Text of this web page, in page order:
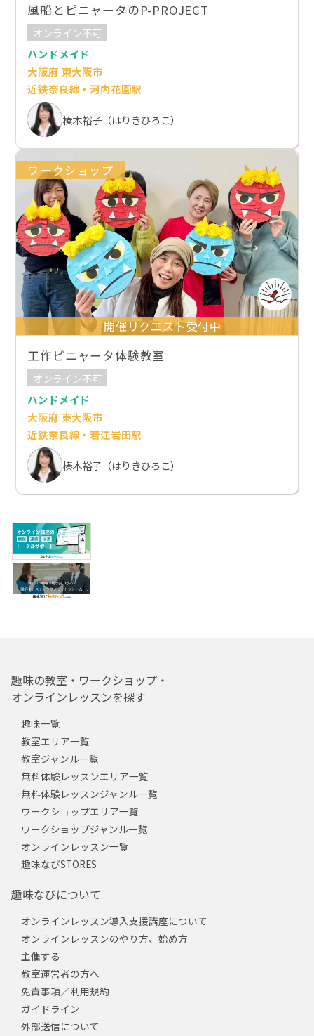
風船とピニャータのP-PROJECT
オンライン不可
ハンドメイド
大阪府 東大阪市
近鉄奈良線・河内花園駅
榛木裕子（はりきひろこ）
ワークショップ
開催リクエスト受付中
工作ピニャータ体験教室
オンライン不可
ハンドメイド
大阪府 東大阪市
近鉄奈良線・若江岩田駅
榛木裕子（はりきひろこ）
趣味の教室・ワークショップ・
オンラインレッスンを探す
趣味一覧
教室エリア一覧
教室ジャンル一覧
無料体験レッスンエリア一覧
無料体験レッスンジャンル一覧
ワークショップエリア一覧
ワークショップジャンル一覧
オンラインレッスン一覧
趣味なびSTORES
趣味なびについて
オンラインレッスン導入支援講座について
オンラインレッスンのやり方、始め方
主催する
教室運営者の方へ
免責事項／利用規約
ガイドライン
外部送信について